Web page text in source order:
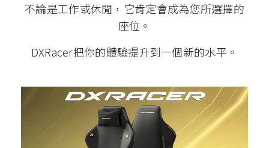
不論是工作或休閒，它肯定會成為您所選擇的
座位。
DXRacer把你的體驗提升到一個新的水平。